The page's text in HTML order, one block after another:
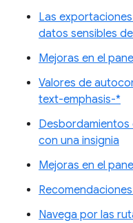
Las
datos sensibles
Mejoras en el
Valores de
text-emphasis-*
con una insignia
Mejoras en el
Navega por las